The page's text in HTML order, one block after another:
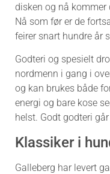
disken og nå kommer
Nå som før er de
feirer snart hundre år
Godteri og spesielt
nordmenn i gang i
og kan brukes både
energi og bare kose
helst. Godt godteri
Klassiker i
Galleberg har levert